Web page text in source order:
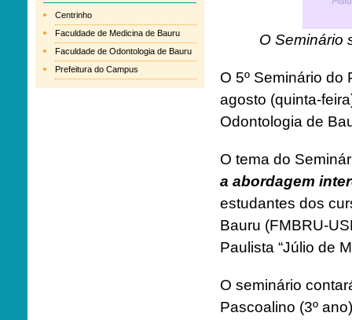
Centrinho
Faculdade de Medicina de Bauru
Faculdade de Odontologia de Bauru
Prefeitura do Campus
O Seminário
O 5º Seminário
agosto (quinta-
Odontologia de
O tema do
a abordagem
estudantes dos
Bauru (FMBRU-
Paulista “Júlio de
O seminário
Pascoalino (3º